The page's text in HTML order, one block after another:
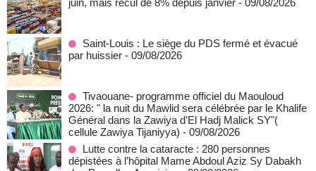
juin, mais recul de 8% depuis janvier - 09/08/2026
Saint-Louis : Le siège du PDS fermé et évacué
par huissier - 09/08/2026
Tivaouane- programme officiel du Maouloud
2026: " la nuit du Mawlid sera célébrée par le Khalife
Général dans la Zawiya d’El Hadj Malick SY"(
cellule Zawiya Tijaniyya) - 09/08/2026
Lutte contre la cataracte : 280 personnes
dépistées à l’hôpital Mame Abdoul Aziz Sy Dabakh